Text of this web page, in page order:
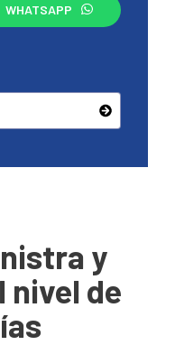
WHATSAPP
y
nivel de